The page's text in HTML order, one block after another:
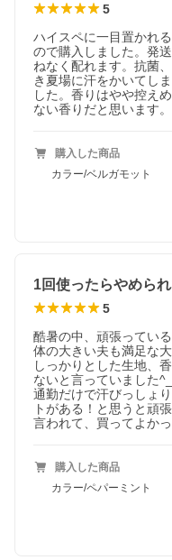
5
ハイスペに一目置かれ
ので購入しました。発
ねなく配れます。抗菌
き夏場に汗をかいてし
した。香りはやや控え
ない香りだと思います。
購入した商品
カラー/ベルガモット
1回使ったらやめられ
5
酷暑の中、頑張ってい
体の大きい夫も満足な大
しっかりとした生地、
ないと言っていました
通勤だけで汗びっしょ
トがある！と思うと頑
言われて、買ってよか
購入した商品
カラー/ペパーミント